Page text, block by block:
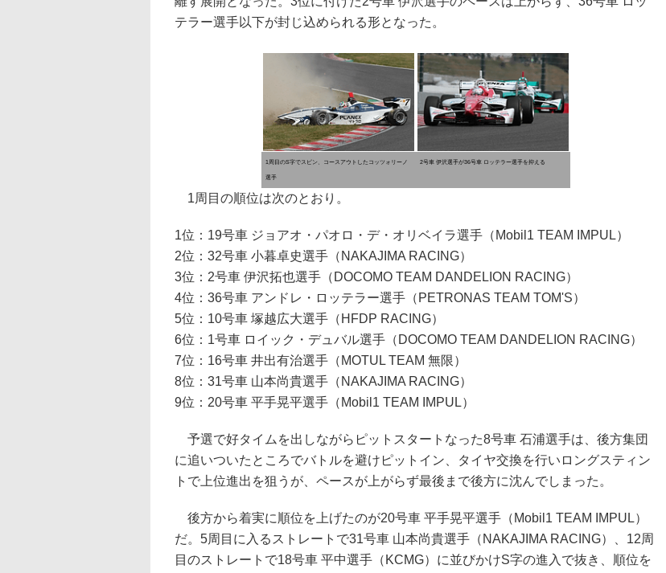
テラー選手以下が封じ込められる形となった。
1周目のS字でスピン、コースアウトしたコッツォリーノ
選手
2号車 伊沢選手が36号車 ロッテラー選手を抑える
1周目の順位は次のとおり。
1位：19号車 ジョアオ・パオロ・デ・オリベイラ選手（Mobil1 TEAM IMPUL）
2位：32号車 小暮卓史選手（NAKAJIMA RACING）
3位：2号車 伊沢拓也選手（DOCOMO TEAM DANDELION RACING）
4位：36号車 アンドレ・ロッテラー選手（PETRONAS TEAM TOM'S）
5位：10号車 塚越広大選手（HFDP RACING）
6位：1号車 ロイック・デュバル選手（DOCOMO TEAM DANDELION RACING）
7位：16号車 井出有治選手（MOTUL TEAM 無限）
8位：31号車 山本尚貴選手（NAKAJIMA RACING）
9位：20号車 平手晃平選手（Mobil1 TEAM IMPUL）
予選で好タイムを出しながらピットスタートなった8号車 石浦選手は、後方集団
に追いついたところでバトルを避けピットイン、タイヤ交換を行いロングスティン
トで上位進出を狙うが、ペースが上がらず最後まで後方に沈んでしまった。
後方から着実に順位を上げたのが20号車 平手晃平選手（Mobil1 TEAM IMPUL）
だ。5周目に入るストレートで31号車 山本尚貴選手（NAKAJIMA RACING）、12周
目のストレートで18号車 平中選手（KCMG）に並びかけS字の進入で抜き、順位を